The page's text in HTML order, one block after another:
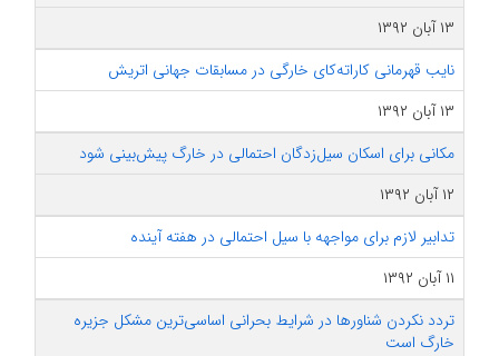
۱۳ آبان ۱۳۹۲
نایب قهرمانی کاراته‌کای خارگی در مسابقات جهانی اتریش
۱۳ آبان ۱۳۹۲
مکانی برای اسکان سیل‌زدگان احتمالی در خارگ پیش‌بینی شود
۱۲ آبان ۱۳۹۲
تدابیر لازم برای مواجهه با سیل احتمالی در هفته آینده
۱۱ آبان ۱۳۹۲
تردد نکردن شناورها در شرایط بحرانی اساسی‌ترین مشکل جزیره
خارگ است